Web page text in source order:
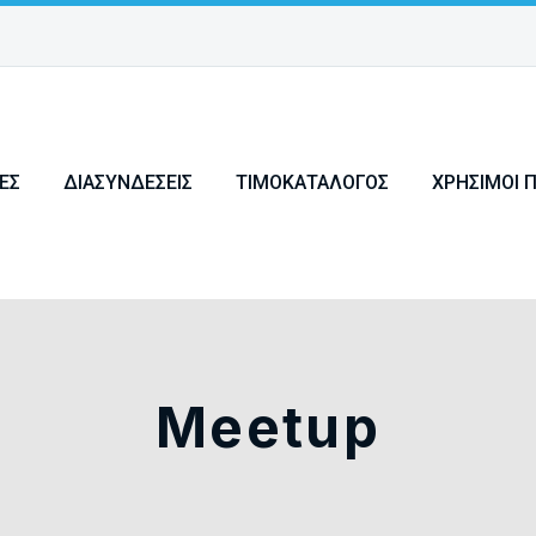
ΔΙΑΣΥΝΔΈΣΕΙΣ ΤΙΜΟΚΑΤΆΛΟΓΟΣ ΧΡΉΣΙΜΟΙ
Meetup